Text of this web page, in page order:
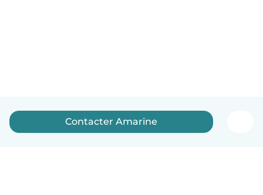
Contacter Amarine